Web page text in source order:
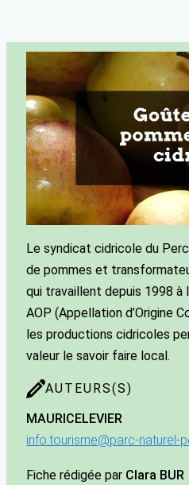
Le syndicat cidricole du
de pommes et
qui travaillent depuis 1998 à
AOP (Appellation d’Origine
les productions cidricoles
valeur le savoir faire local.
AUTEURS(S)
MAURICELEVIER
info.tourisme@parc-naturel-
Fiche rédigée par Clara BUR